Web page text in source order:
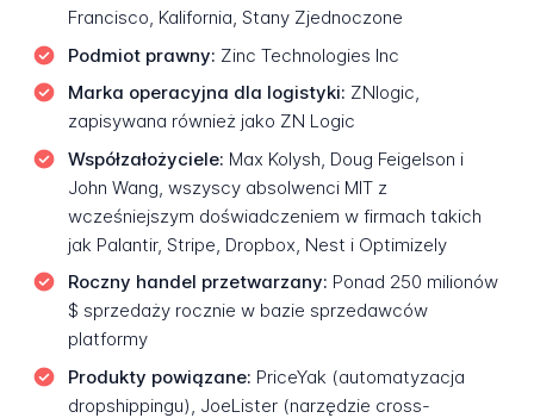
Francisco, Kalifornia, Stany Zjednoczone
Podmiot prawny: Zinc Technologies Inc
Marka operacyjna dla logistyki: ZNlogic,
zapisywana również jako ZN Logic
Współzałożyciele: Max Kolysh, Doug Feigelson i
John Wang, wszyscy absolwenci MIT z
wcześniejszym doświadczeniem w firmach takich
jak Palantir, Stripe, Dropbox, Nest i Optimizely
Roczny handel przetwarzany: Ponad 250 milionów
$ sprzedaży rocznie w bazie sprzedawców
platformy
Produkty powiązane: PriceYak (automatyzacja
dropshippingu), JoeLister (narzędzie cross-